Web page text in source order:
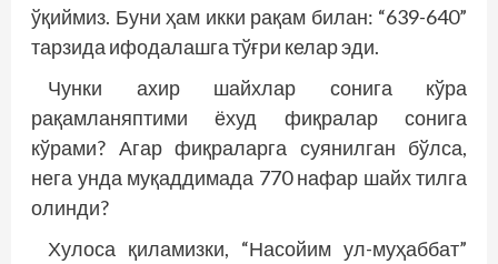
ўқиймиз. Буни ҳам икки рақам билан: “639-640”
тарзида ифодалашга тўғри келар эди.
Чунки ахир шайхлар сонига кўра
рақамланяптими ёхуд фиқралар сонига
кўрами? Агар фиқраларга суянилган бўлса,
нега унда муқаддимада 770 нафар шайх тилга
олинди?
Хулоса қиламизки, “Насойим ул-муҳаббат”